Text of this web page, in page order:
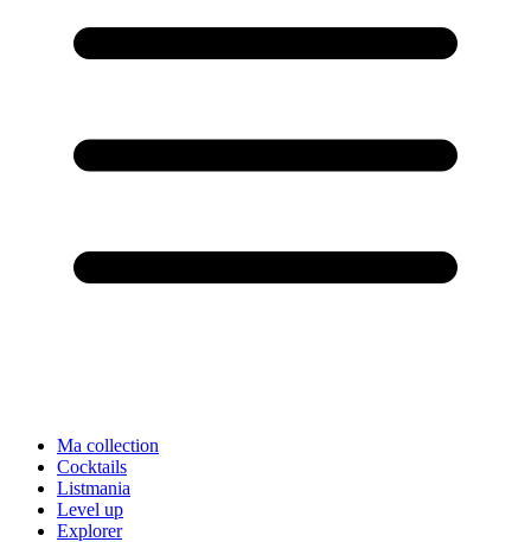
Ma collection
Cocktails
Listmania
Level up
Explorer